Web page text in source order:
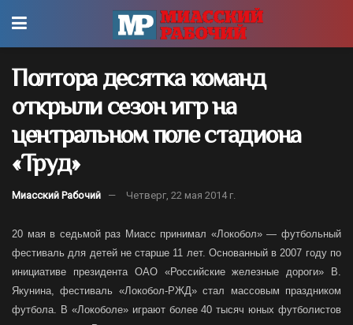
Полтора десятка команд
открыли сезон игр на
центральном поле стадиона
«Труд»
Миасский Рабочий Четверг, 22 мая 2014 г.
20 мая в седьмой раз Миасс принимал «Локобол» — футбольный
фестиваль для детей не старше 11 лет. Основанный в 2007 году по
инициативе президента ОАО «Российские железные дороги» В.
Якунина, фестиваль «Локобол-РЖД» стал массовым праздником
футбола. В «Локоболе» играют более 40 тысяч юных футболистов